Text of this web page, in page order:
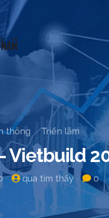
thông Triển lãm
Vietbuild
qua tìm thấy 0